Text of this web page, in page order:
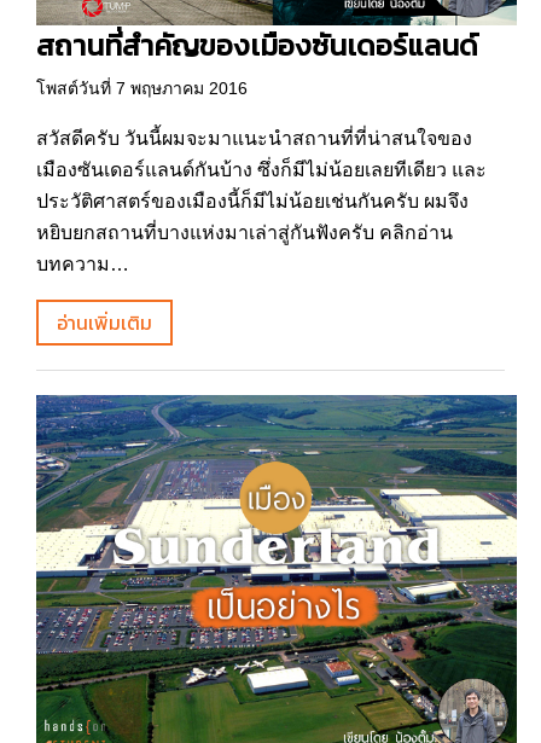
สถานที่สำคัญของเมืองซันเดอร์แลนด์
โพสต์วันที่ 7 พฤษภาคม 2016
สวัสดีครับ วันนี้ผมจะมาแนะนำสถานที่ที่น่าสนใจของ
เมืองซันเดอร์แลนด์กันบ้าง ซึ่งก็มีไม่น้อยเลยทีเดียว และ
ประวัติศาสตร์ของเมืองนี้ก็มีไม่น้อยเช่นกันครับ ผมจึง
หยิบยกสถานที่บางแห่งมาเล่าสู่กันฟังครับ คลิกอ่าน
บทความ…
อ่านเพิ่มเติม